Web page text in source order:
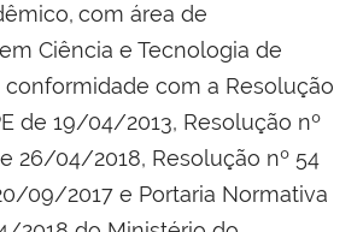
com área de
Ciência e Tecnologia de
com a Resolução
de 19/04/2013, Resolução nº
26/04/2018, Resolução nº 54
09/2017 e Portaria Normativa